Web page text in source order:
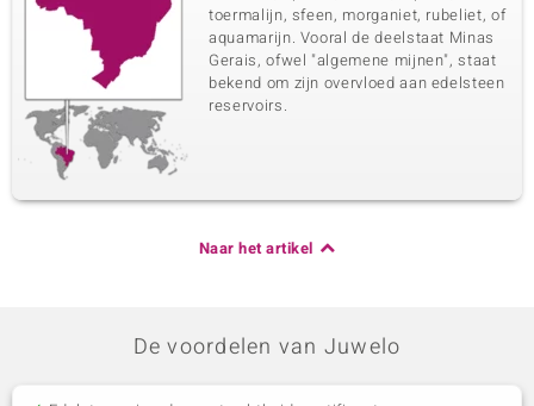
toermalijn, sfeen, morganiet, rubeliet, of
aquamarijn. Vooral de deelstaat Minas
Gerais, ofwel "algemene mijnen", staat
bekend om zijn overvloed aan edelsteen
reservoirs.
Naar het artikel
De voordelen van Juwelo